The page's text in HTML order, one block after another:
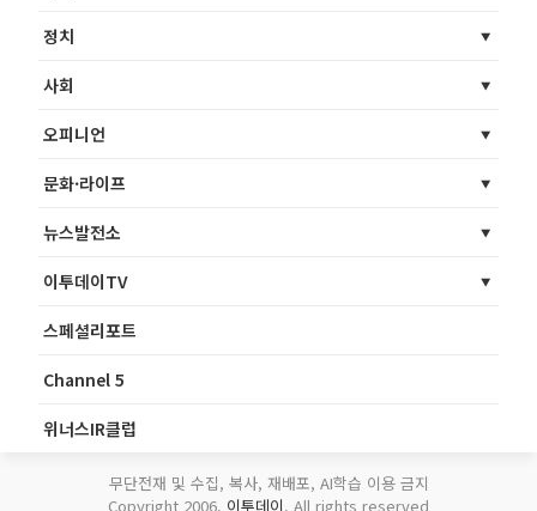
정치
사회
오피니언
문화·라이프
뉴스발전소
이투데이TV
스페셜리포트
Channel 5
위너스IR클럽
무단전재 및 수집, 복사, 재배포, AI학습 이용 금지
Copyright 2006. 이투데이. All rights reserved